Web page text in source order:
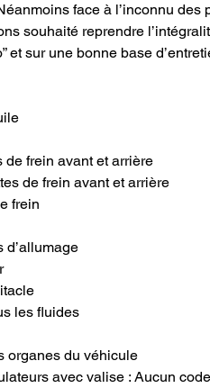
face à l’inconnu
souhaité reprendre
et sur une bonne base
frein avant et arrière
de frein avant et arrière
frein
d’allumage
les fluides
organes du véhicule
avec valise : Aucun